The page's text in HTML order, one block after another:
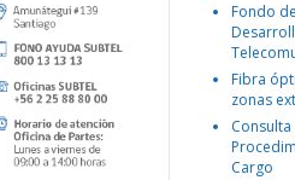
Fondo
Fibra
zonas
Consulta
Cargo